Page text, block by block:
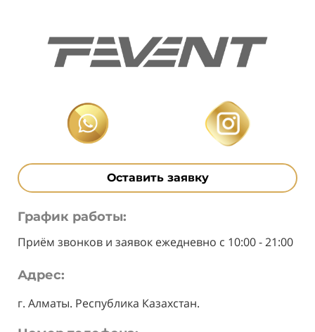
Оставить заявку
График работы:
Приём звонков и заявок ежедневно с 10:00 - 21:00
Адрес:
г. Алматы. Республика Казахстан.